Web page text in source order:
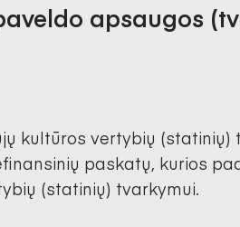
apsaugos
kultūros vertybių
paskatų, kurios
(statinių) tvarkymui.